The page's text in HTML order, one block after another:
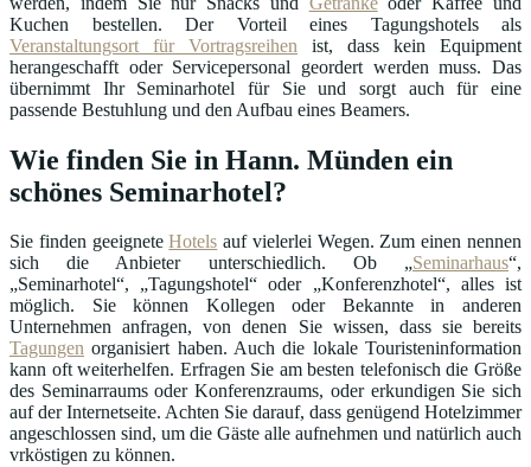
Kuchen bestellen. Der Vorteil eines Tagungshotels als
Veranstaltungsort für Vortragsreihen ist, dass kein Equipment
herangeschafft oder Servicepersonal geordert werden muss. Das
übernimmt Ihr Seminarhotel für Sie und sorgt auch für eine
passende Bestuhlung und den Aufbau eines Beamers.
Wie finden Sie in Hann. Münden ein
schönes Seminarhotel?
Sie finden geeigneteHotels auf vielerlei Wegen. Zum einen nennen
sich die Anbieter unterschiedlich. Ob „Seminarhaus“,
„Seminarhotel“, „Tagungshotel“ oder „Konferenzhotel“, alles ist
möglich. Sie können Kollegen oder Bekannte in anderen
Unternehmen anfragen, von denen Sie wissen, dass sie bereits
Tagungen organisiert haben. Auch die lokale Touristeninformation
kann oft weiterhelfen. Erfragen Sie am besten telefonisch die Größe
des Seminarraums oder Konferenzraums, oder erkundigen Sie sich
auf der Internetseite. Achten Sie darauf, dass genügend Hotelzimmer
angeschlossen sind, um die Gäste alle aufnehmen und natürlich auch
vrköstigen zu können.